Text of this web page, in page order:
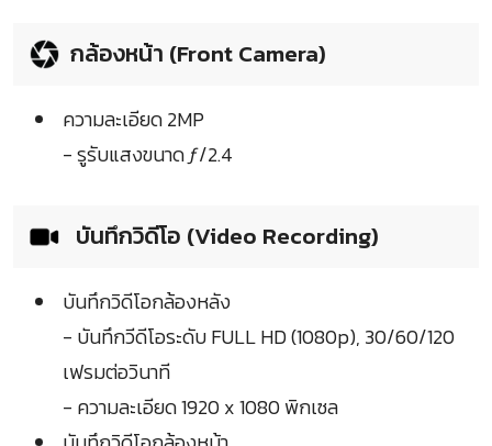
กล้องหน้า (Front Camera)
ความละเอียด 2MP
- รูรับแสงขนาด ƒ/2.4
บันทึกวิดีโอ (Video Recording)
บันทึกวิดีโอกล้องหลัง
- บันทึกวีดีโอระดับ FULL HD (1080p), 30/60/120
เฟรมต่อวินาที
- ความละเอียด 1920 x 1080 พิกเซล